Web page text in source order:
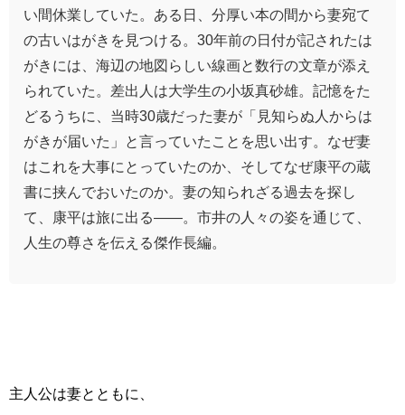
い間休業していた。ある日、分厚い本の間から妻宛て
の古いはがきを見つける。30年前の日付が記されたは
がきには、海辺の地図らしい線画と数行の文章が添え
られていた。差出人は大学生の小坂真砂雄。記憶をた
どるうちに、当時30歳だった妻が「見知らぬ人からは
がきが届いた」と言っていたことを思い出す。なぜ妻
はこれを大事にとっていたのか、そしてなぜ康平の蔵
書に挟んでおいたのか。妻の知られざる過去を探し
て、康平は旅に出る――。市井の人々の姿を通じて、
人生の尊さを伝える傑作長編。
主人公は妻とともに、